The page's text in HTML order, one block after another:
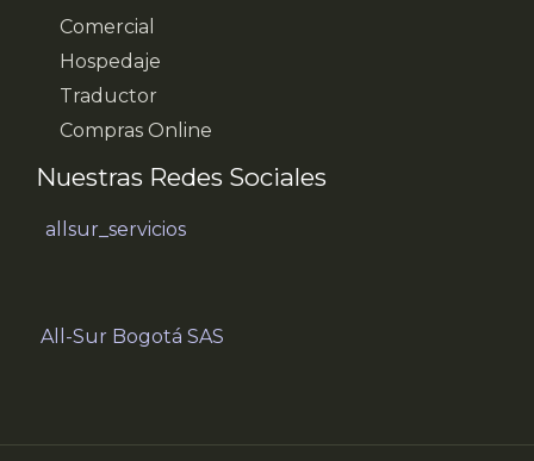
Comercial
Hospedaje
Traductor
Compras Online
Nuestras Redes Sociales
allsur_servicios
All-Sur Bogotá SAS